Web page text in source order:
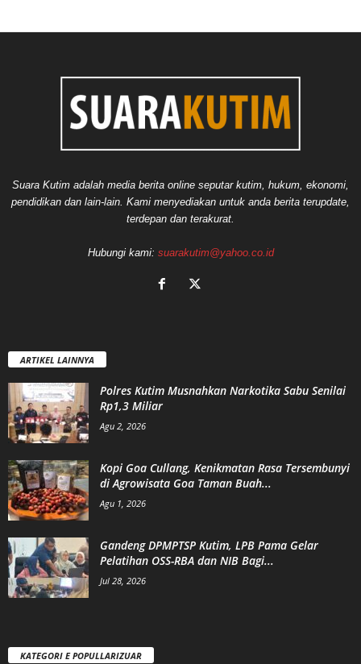
Suara Kutim adalah media berita online seputar kutim, hukum, ekonomi,
pendidikan dan lain-lain. Kami menyediakan untuk anda berita terupdate,
terdepan dan terakurat.
Hubungi kami: suarakutim@yahoo.co.id
ARTIKEL LAINNYA
Polres Kutim Musnahkan Narkotika Sabu Senilai
Rp1,3 Miliar
Agu 2, 2026
Kopi Goa Cullang, Kenikmatan Rasa Tersembunyi
di Agrowisata Goa Taman Buah...
Agu 1, 2026
Gandeng DPMPTSP Kutim, LPB Pama Gelar
Pelatihan OSS-RBA dan NIB Bagi...
Jul 28, 2026
KATEGORI E POPULLARIZUAR